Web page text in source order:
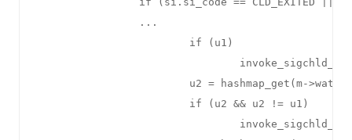
                ...
                        if (u1)
u2 = hashmap_get(m-
                        if (u2 && u2 != u1)